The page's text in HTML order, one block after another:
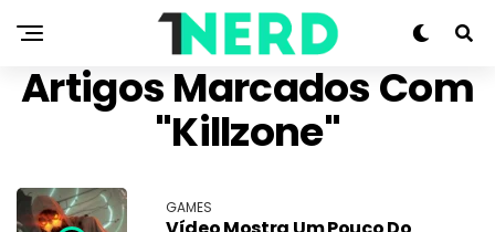
Artigos Marcados Com
"Killzone"
GAMES